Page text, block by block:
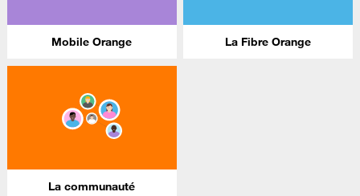
Mobile Orange La Fibre Orange
La communauté